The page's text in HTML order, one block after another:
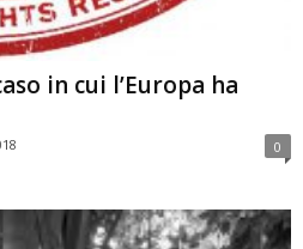
in cui l’Europa ha
0